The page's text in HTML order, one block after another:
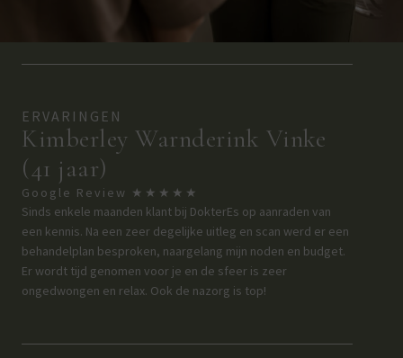
ERVARINGEN
Kimberley Warnderink Vinke
(41 jaar)
Google Review ★★★★★
Sinds enkele maanden klant bij DokterEs op aanraden van
een kennis. Na een zeer degelijke uitleg en scan werd er een
behandelplan besproken, naargelang mijn noden en budget.
Er wordt tijd genomen voor je en de sfeer is zeer
ongedwongen en relax. Ook de nazorg is top!